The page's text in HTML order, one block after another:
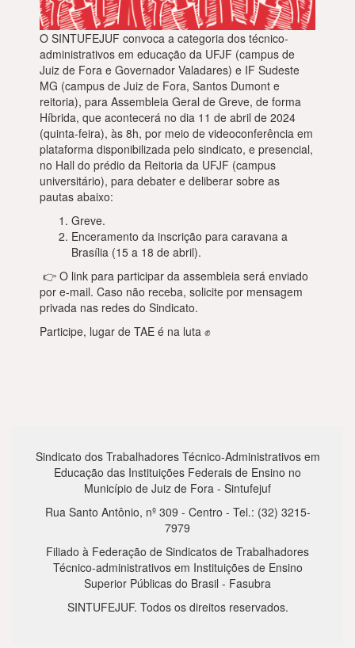
O SINTUFEJUF convoca a categoria dos técnico-
administrativos em educação da UFJF (campus de
Juiz de Fora e Governador Valadares) e IF Sudeste
MG (campus de Juiz de Fora, Santos Dumont e
reitoria), para Assembleia Geral de Greve, de forma
Híbrida, que acontecerá no dia 11 de abril de 2024
(quinta-feira), às 8h, por meio de videoconferência em
plataforma disponibilizada pelo sindicato, e presencial,
no Hall do prédio da Reitoria da UFJF (campus
universitário), para debater e deliberar sobre as
pautas abaixo:
Greve.
Enceramento da inscrição para caravana a
Brasília (15 a 18 de abril).
👉 O link para participar da assembleia será enviado
por e-mail. Caso não receba, solicite por mensagem
privada nas redes do Sindicato.
Participe, lugar de TAE é na luta ✊
Sindicato dos Trabalhadores Técnico-Administrativos em
Educação das Instituições Federais de Ensino no
Município de Juiz de Fora - Sintufejuf
Rua Santo Antônio, nº 309 - Centro - Tel.: (32) 3215-
7979
Filiado à Federação de Sindicatos de Trabalhadores
Técnico-administrativos em Instituições de Ensino
Superior Públicas do Brasil - Fasubra
SINTUFEJUF. Todos os direitos reservados.